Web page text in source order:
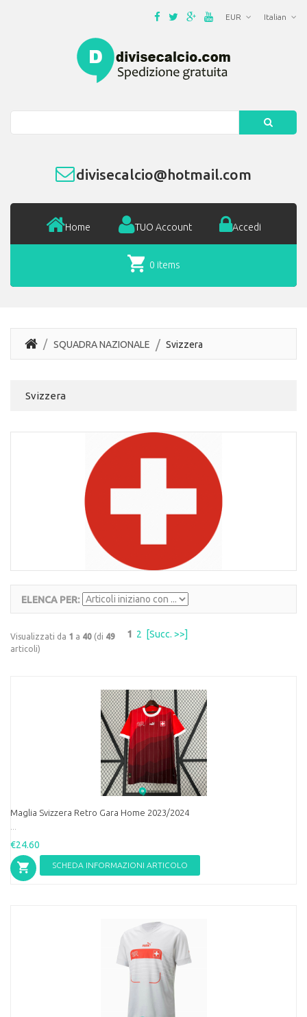
Italian
EUR
divisecalcio@hotmail.com
Home TUO Account Accedi
0 items
SQUADRA NAZIONALE Svizzera
Svizzera
ELENCA PER:
Visualizzati da 1 a 40 (di 49
articoli)
1 2 [Succ. >>]
Maglia Svizzera Retro Gara Home 2023/2024
€24.60
SCHEDA INFORMAZIONI ARTICOLO